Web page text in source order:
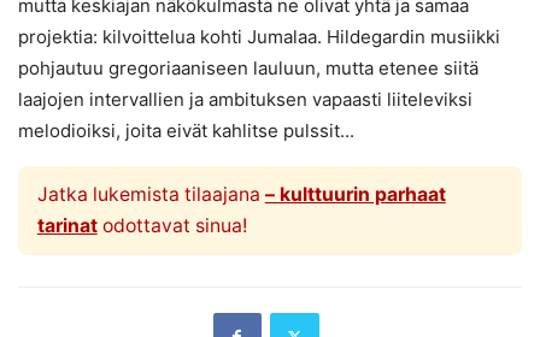
mutta keskiajan näkökulmasta ne olivat yhtä ja samaa
projektia: kilvoittelua kohti Jumalaa. Hildegardin musiikki
pohjautuu gregoriaaniseen lauluun, mutta etenee siitä
laajojen intervallien ja ambituksen vapaasti liiteleviksi
melodioiksi, joita eivät kahlitse pulssit...
Jatka lukemista tilaajana – kulttuurin parhaat
tarinatodottavat sinua!